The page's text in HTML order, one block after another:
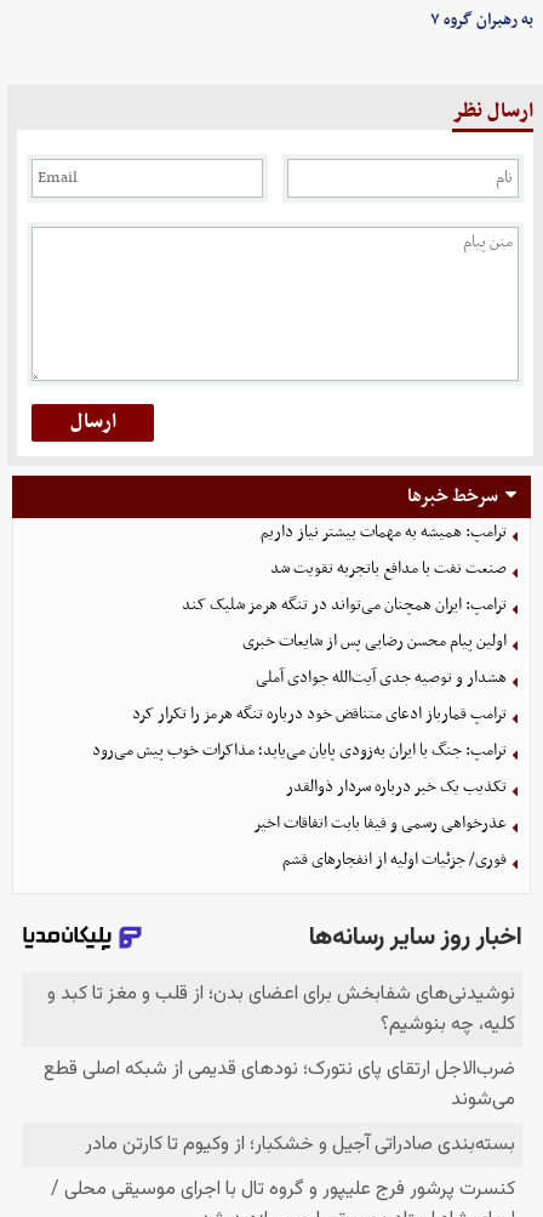
به رهبران گروه ۷
ارسال نظر
سرخط خبرها
ترامپ: همیشه به مهمات بیشتر نیاز داریم
صنعت نفت با مدافع باتجربه تقویت شد
ترامپ: ایران همچنان می‌تواند در تنگه هرمز شلیک کند
اولین پیام محسن رضایی پس از شایعات خبری
هشدار و توصیه جدی آیت‌الله جوادی آملی
ترامپ قمارباز ادعای متناقض خود درباره تنگه هرمز را تکرار کرد
ترامپ: جنگ با ایران به‌زودی پایان می‌یابد؛ مذاکرات خوب پیش می‌رود
تکذیب یک خبر درباره سردار ذوالقدر
عذرخواهی رسمی و فیفا بابت اتفاقات اخیر
فوری/ جزئیات اولیه از انفجارهای قشم